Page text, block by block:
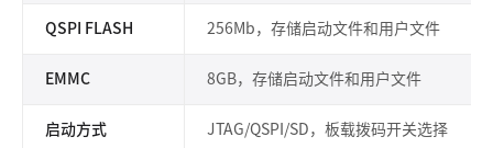
QSPI FLASH 256Mb，存储启动文件和用户文件
EMMC 8GB，存储启动文件和用户文件
启动方式 JTAG/QSPI/SD，板载拨码开关选择